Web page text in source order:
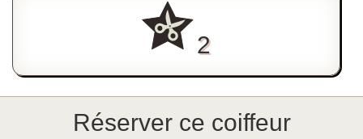
2
Réserver ce coiffeur